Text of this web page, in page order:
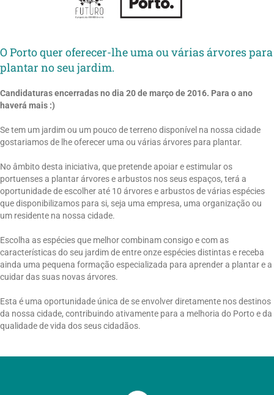
O Porto quer oferecer-lhe uma ou várias árvores para
plantar no seu jardim.
Candidaturas encerradas no dia 20 de março de 2016. Para o ano
haverá mais :)
Se tem um jardim ou um pouco de terreno disponível na nossa cidade
gostariamos de lhe oferecer uma ou várias árvores para plantar.
No âmbito desta iniciativa, que pretende apoiar e estimular os
portuenses a plantar árvores e arbustos nos seus espaços, terá a
oportunidade de escolher até 10 árvores e arbustos de várias espécies
que disponibilizamos para si, seja uma empresa, uma organização ou
um residente na nossa cidade.
Escolha as espécies que melhor combinam consigo e com as
características do seu jardim de entre onze espécies distintas e receba
ainda uma pequena formação especializada para aprender a plantar e a
cuidar das suas novas árvores.
Esta é uma oportunidade única de se envolver diretamente nos destinos
da nossa cidade, contribuindo ativamente para a melhoria do Porto e da
qualidade de vida dos seus cidadãos.